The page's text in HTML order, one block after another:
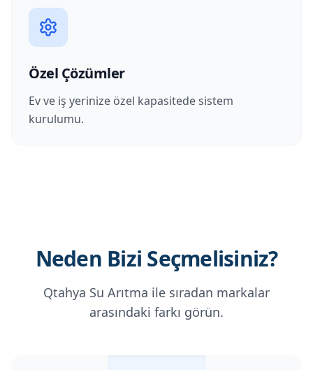
Özel Çözümler
Ev ve iş yerinize özel kapasitede sistem
kurulumu.
Neden Bizi Seçmelisiniz?
Qtahya Su Arıtma ile sıradan markalar
arasındaki farkı görün.